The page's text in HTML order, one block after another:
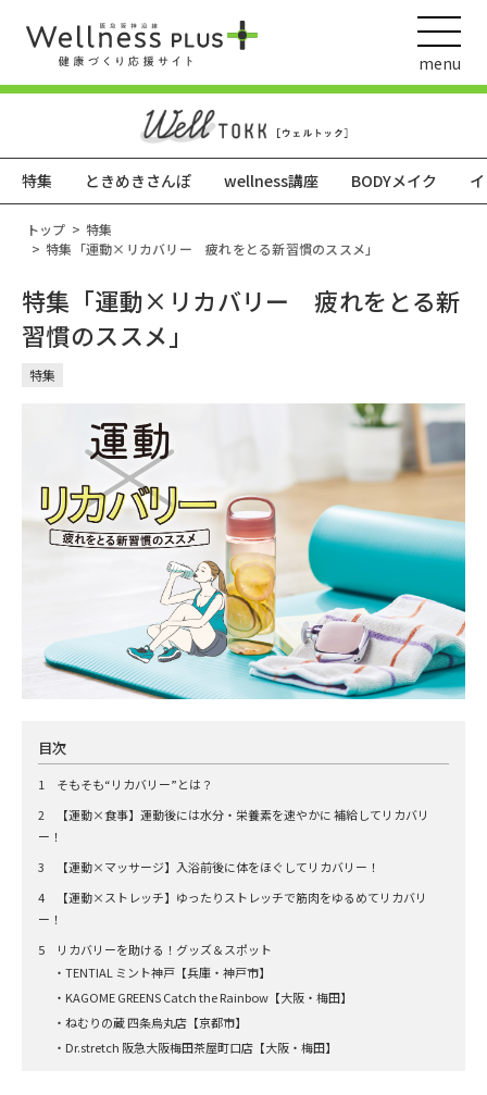
menu
特集 ときめきさんぽ wellness講座 BODYメイク
トップ
特集
特集「運動×リカバリー 疲れをとる新習慣のススメ」
特集「運動×リカバリー 疲れをとる新
習慣のススメ」
特集
目次
1 そもそも“リカバリー”とは？
2 【運動×食事】運動後には水分・栄養素を速やかに 補給してリカバリ
ー！
3 【運動×マッサージ】入浴前後に体をほぐしてリカバリー！
4 【運動×ストレッチ】ゆったりストレッチで筋肉をゆるめてリカバリ
ー！
5 リカバリーを助ける！グッズ＆スポット
・TENTIAL ミント神戸【兵庫・神戸市】
・KAGOME GREENS Catch the Rainbow【大阪・梅田】
・ねむりの蔵 四条烏丸店【京都市】
・Dr.stretch 阪急大阪梅田茶屋町口店【大阪・梅田】
ウェルネス動画
阪急阪神ホールディングス
ヘルスケアの取組